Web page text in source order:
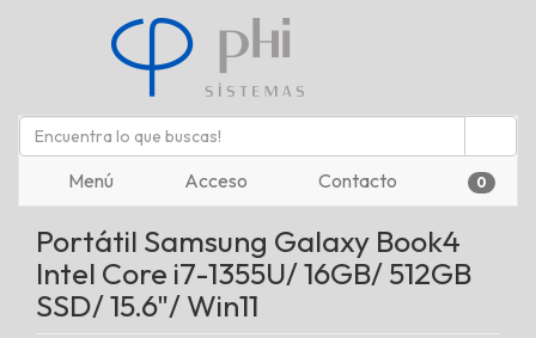
Menú Acceso Contacto 0
Portátil Samsung Galaxy Book4
Intel Core i7-1355U/ 16GB/ 512GB
SSD/ 15.6"/ Win11